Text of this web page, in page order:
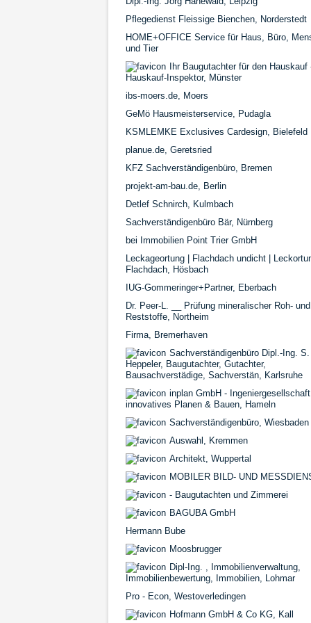
Pflegedienst Fleissige Bienchen, Norderstedt
HOME+OFFICE Service für Haus, Büro,
und Tier
Ihr Baugutachter für den Hauskauf
Hauskauf-Inspektor, Münster
ibs-moers.de, Moers
GeMö Hausmeisterservice, Pudagla
KSMLEMKE Exclusives Cardesign, Bielefeld
planue.de, Geretsried
KFZ Sachverständigenbüro, Bremen
projekt-am-bau.de, Berlin
Detlef Schnirch, Kulmbach
Sachverständigenbüro Bär, Nürnberg
bei Immobilien Point Trier GmbH
Leckageortung | Flachdach undicht |
Flachdach, Hösbach
IUG-Gommeringer+Partner, Eberbach
Dr. Peer-L. __ Prüfung mineralischer Roh- und
Reststoffe, Northeim
Firma, Bremerhaven
Sachverständigenbüro Dipl.-Ing. S.
Heppeler, Baugutachter, Gutachter,
Bausachverstädige, Sachverstän, Karlsruhe
inplan GmbH -
innovatives Planen & Bauen, Hameln
Sachverständigenbüro, Wiesbaden
Auswahl, Kremmen
Architekt, Wuppertal
MOBILER BILD- UND
- Baugutachten und Zimmerei
BAGUBA GmbH
Hermann Bube
Moosbrugger
Dipl-Ing. , Immobilienverwaltung,
Immobilienbewertung, Immobilien, Lohmar
Pro - Econ, Westoverledingen
Hofmann GmbH & Co KG, Kall